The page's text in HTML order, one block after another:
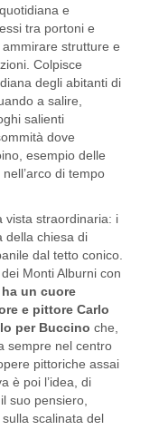
e
tra portoni e
strutture e
Colpisce
degli abitanti di
a salire,
salienti
dove
esempio delle
di tempo
vista straordinaria: i
della chiesa di
dal tetto conico.
Monti Alburni con
un cuore
e pittore Carlo
per Buccino che,
sempre nel centro
pittoriche assai
è poi l’idea, di
suo pensiero,
scalinata del